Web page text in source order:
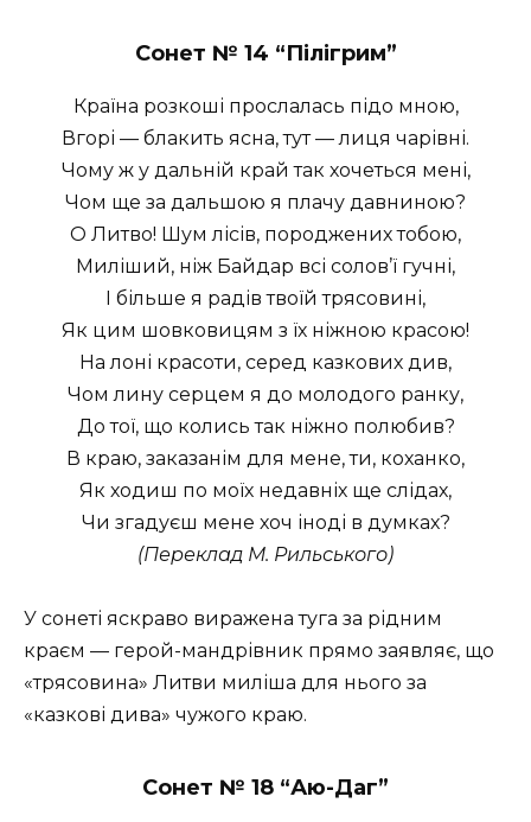
Сонет № 14 “Пілігрим”
Країна розкоші прослалась підо мною,
Вгорі — блакить ясна, тут — лиця чарівні.
Чому ж у дальній край так хочеться мені,
Чом ще за дальшою я плачу давниною?
О Литво! Шум лісів, породжених тобою,
Миліший, ніж Байдар всі солов’ї гучні,
І більше я радів твоїй трясовині,
Як цим шовковицям з їх ніжною красою!
На лоні красоти, серед казкових див,
Чом лину серцем я до молодого ранку,
До тої, що колись так ніжно полюбив?
В краю, заказанім для мене, ти, коханко,
Як ходиш по моїх недавніх ще слідах,
Чи згадуєш мене хоч іноді в думках?
(Переклад М. Рильського)
У сонеті яскраво виражена туга за рідним
краєм — герой-мандрівник прямо заявляє, що
«трясовина» Литви миліша для нього за
«казкові дива» чужого краю.
Сонет № 18 “Аю-Даг”